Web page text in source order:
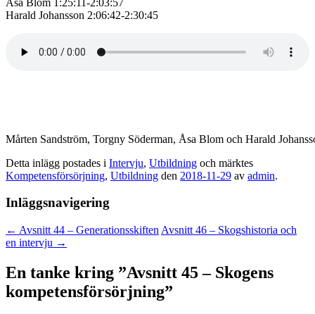
Harald Johansson 2:06:42-2:30:45
Mårten Sandström, Torgny Söderman, Åsa Blom och Harald
Detta inlägg postades i Intervju, Utbildning och märktes
Kompetensförsörjning, Utbildning den 2018-11-29 av admin.
Inläggsnavigering
← Avsnitt 44 – Generationsskiften Avsnitt 46 – Skogshistoria och
en intervju →
En tanke kring ”Avsnitt 45 – Skogens
kompetensförsörjning”